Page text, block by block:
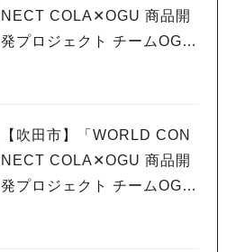
NECT COLA✕OGU 商品開
発プロジェクト チームOGU
【吹田市】「WORLD CON
NECT COLA✕OGU 商品開
発プロジェクト チームOGU